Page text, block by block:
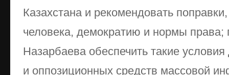
Казахстана и рекомендовать
человека, демократию и нормы права;
Назарбаева обеспечить такие
и оппозиционных средств массовой